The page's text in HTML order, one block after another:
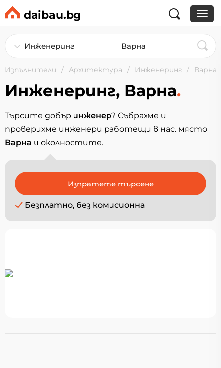
daibau.bg
Изпълнители Архитектура Инженеринг Варна
Инженеринг, Варна.
Търсите добър инженер? Събрахме и
проверихме инженери работещи в нас. място
Варна и околностите.
Безплатно, без комисионна